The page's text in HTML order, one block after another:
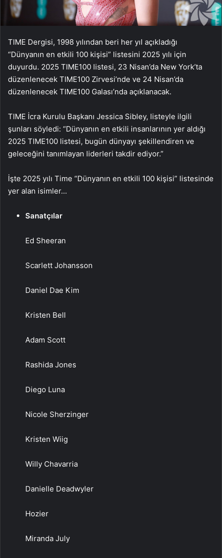
TIME Dergisi, 1998 yılından beri her yıl açıkladığı
“Dünyanın en etkili 100 kişisi” listesini 2025 yılı için
duyurdu. 2025 TIME100 listesi, 23 Nisan’da New York’ta
düzenlenecek TIME100 Zirvesi’nde ve 24 Nisan’da
düzenlenecek TIME100 Galası’nda açıklanacak.
TIME İcra Kurulu Başkanı Jessica Sibley, listeyle ilgili
şunları söyledi: “Dünyanın en etkili insanlarının yer aldığı
2025 TIME100 listesi, bugün dünyayı şekillendiren ve
geleceğini tanımlayan liderleri takdir ediyor.”
İşte 2025 yılı Time “Dünyanın en etkili 100 kişisi” listesinde
yer alan isimler…
Sanatçılar
Ed Sheeran
Scarlett Johansson
Daniel Dae Kim
Kristen Bell
Adam Scott
Rashida Jones
Diego Luna
Nicole Sherzinger
Kristen Wiig
Willy Chavarria
Danielle Deadwyler
Hozier
Miranda July